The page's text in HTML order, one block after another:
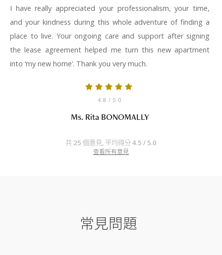
I have really appreciated your professionalism, your time,
and your kindness during this whole adventure of finding a
place to live. Your ongoing care and support after signing
the lease agreement helped me turn this new apartment
into ‘my new home’. Thank you very much.
4.8 / 5.0
Ms. Rita BONOMALLY
共 25 個意見, 平均得分 4.5 / 5.0
查看所有意見
常見問題